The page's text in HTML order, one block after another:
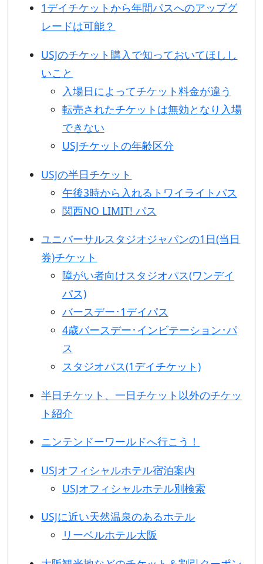
1デイチケットから年間パスへのアップグ
レードは可能？
USJのチケット購入で知っておいてほしし
いこと
入場日によってチケット料金が違う
転売されたチケットは無効となり入場
できない
USJチケットの年齢区分
USJの半日チケット
午後3時から入れるトワイライトパス
関西NO LIMIT! パス
ユニバーサルスタジオジャパンの1日(当日
券)チケット
障がい者向けスタジオパス(ワンデイ
パス)
バースデー･1デイパス
4歳バースデー･インビテーション･パ
ス
スタジオパス(1デイチケット)
半日チケット、一日チケット以外のチケッ
ト紹介
ニンテンドーワールドへ行こう！
USJオフィシャルホテル宿泊案内
USJオフィシャルホテル別検索
USJに近い天然温泉のあるホテル
リーベルホテル大阪